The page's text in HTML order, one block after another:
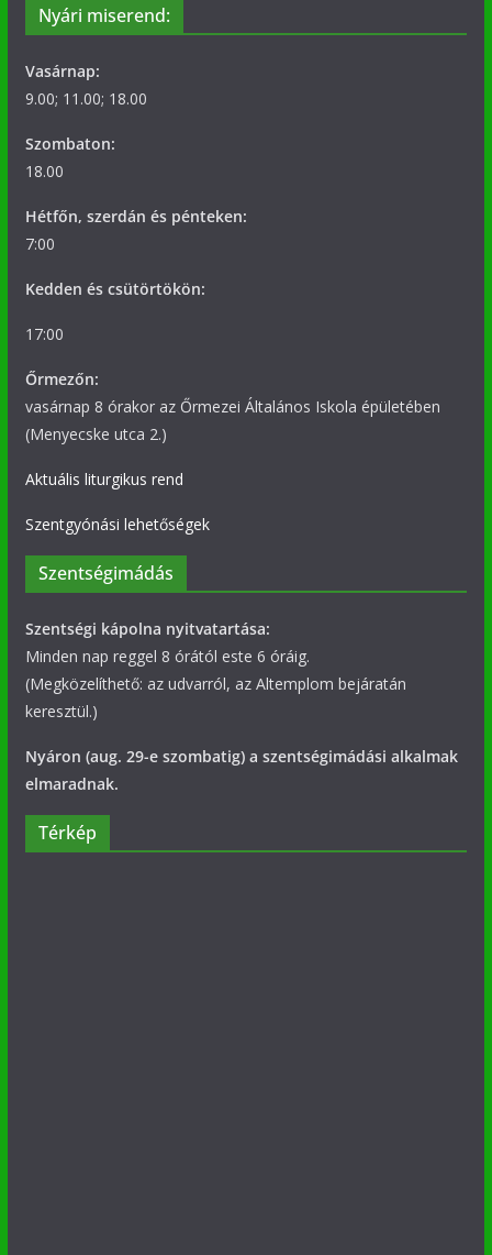
Nyári miserend:
Vasárnap:
9.00; 11.00; 18.00
Szombaton:
18.00
Hétfőn, szerdán és pénteken:
7:00
Kedden és csütörtökön:
17:00
Őrmezőn:
vasárnap 8 órakor az Őrmezei Általános Iskola épületében
(Menyecske utca 2.)
Aktuális liturgikus rend
Szentgyónási lehetőségek
Szentségimádás
Szentségi kápolna nyitvatartása:
Minden nap reggel 8 órától este 6 óráig.
(Megközelíthető: az udvarról, az Altemplom bejáratán
keresztül.)
Nyáron (aug. 29-e szombatig) a szentségimádási alkalmak
elmaradnak.
Térkép